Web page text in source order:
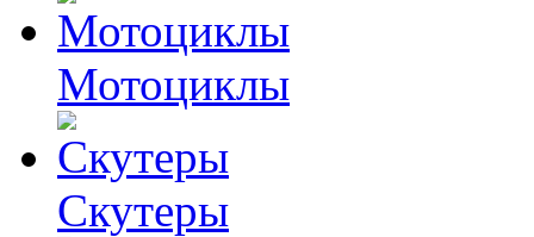
Мотоциклы
Скутеры